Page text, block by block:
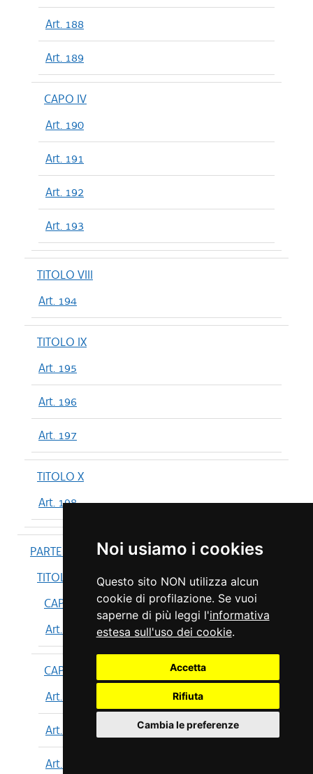
Noi usiamo i cookies
Questo sito NON utilizza alcun
cookie di profilazione. Se vuoi
saperne di più leggi l'informativa
estesa sull'uso dei cookie.
Accetta
Rifiuta
Cambia le preferenze
Art. 188
Art. 189
CAPO IV
Art. 190
Art. 191
Art. 192
Art. 193
TITOLO VIII
Art. 194
TITOLO IX
Art. 195
Art. 196
Art. 197
TITOLO X
Art. 198
PARTE IV
TITOLO I
CAPO I
Art. 199
CAPO II
Art. 200
Art. 201
Art. 202